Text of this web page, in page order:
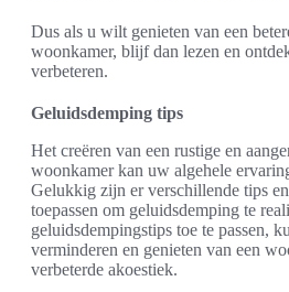
Dus als u wilt genieten van een
woonkamer, blijf dan lezen en
verbeteren.
Geluidsdemping tips
Het creëren van een rustige en
woonkamer kan uw algehele
Gelukkig zijn er verschillende tips
toepassen om geluidsdemping te
geluidsdempingstips toe te passen,
verminderen en genieten van een
verbeterde akoestiek.